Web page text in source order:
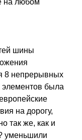
шины
8 непрерывных
элементов была
на дорогу,
так же, как и
уменьшили